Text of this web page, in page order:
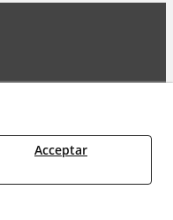
Acceptar